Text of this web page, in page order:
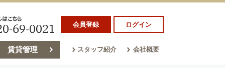
会員登録 ログイン
賃貸管理 スタッフ紹介 会社概要